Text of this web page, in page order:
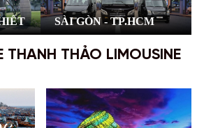
SÀI GÒN - TP.HCM
THANH THẢO LIMOUSINE